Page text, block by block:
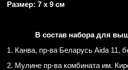
Размер: 7 х 9 см
В состав набора для
1. Канва, пр-ва Беларусь Aida 11,
2. Мулине пр-ва комбината им.